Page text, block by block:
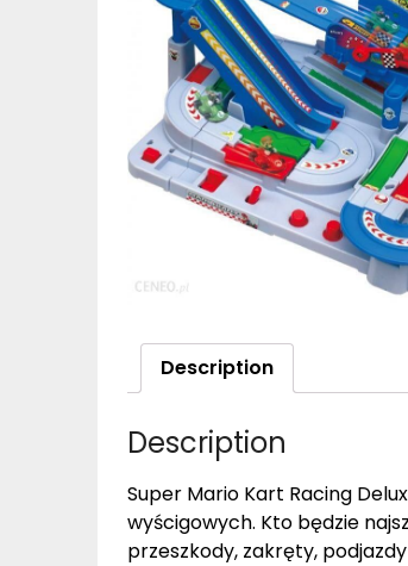
Description
Description
Super Mario Kart Racing
wyścigowych. Kto będzie
przeszkody, zakręty,